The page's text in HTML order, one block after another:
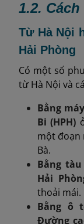
1.2.
Từ Hà Nội
Hải Phòng
Có một số
từ Hà Nội và
Bằng
Bi (HPH)
một đoạn
Bà.
Bằng tàu
Hải
thoải mái.
Bằng ô
Đường